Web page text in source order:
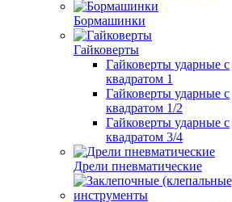
Бормашинки
Гайковерты
Гайковерты ударные с
квадратом 1
Гайковерты ударные с
квадратом 1/2
Гайковерты ударные с
квадратом 3/4
Дрели пневматические